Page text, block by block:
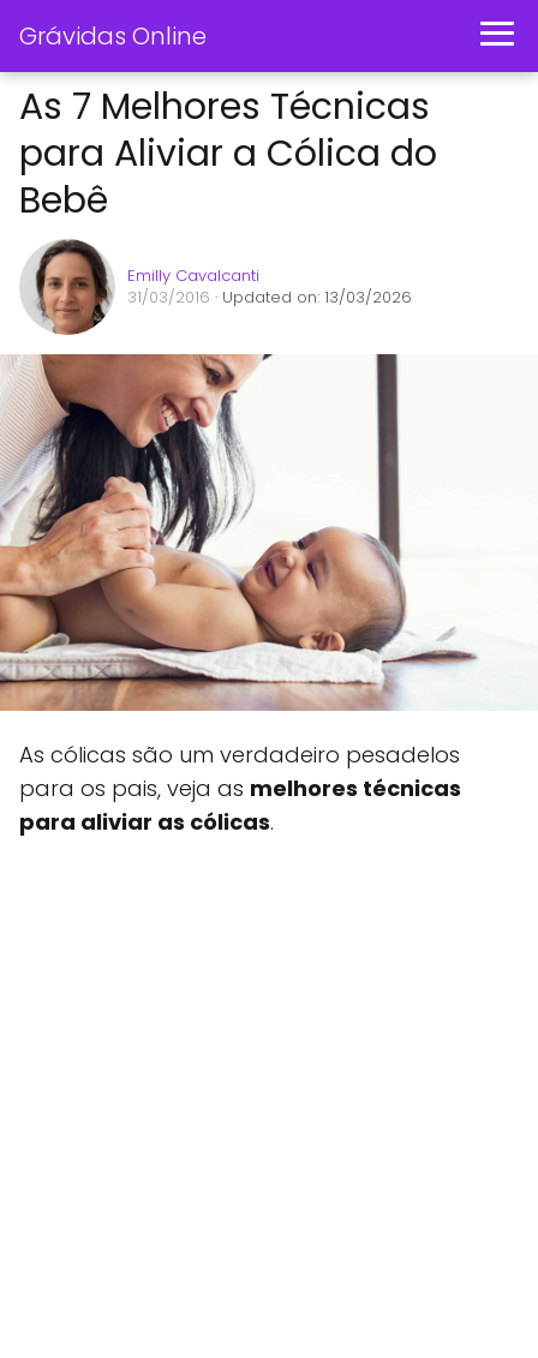
Grávidas Online
As 7 Melhores Técnicas
para Aliviar a Cólica do
Bebê
Emilly Cavalcanti
31/03/2016 · Updated on: 13/03/2026
As cólicas são um verdadeiro pesadelos
para os pais, veja as melhores técnicas
para aliviar as cólicas.